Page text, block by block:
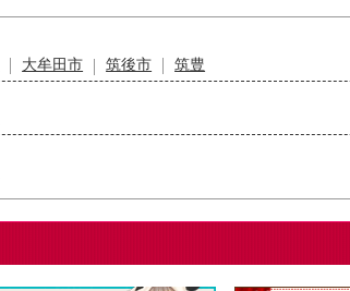
大牟田市 筑後市
筑豊